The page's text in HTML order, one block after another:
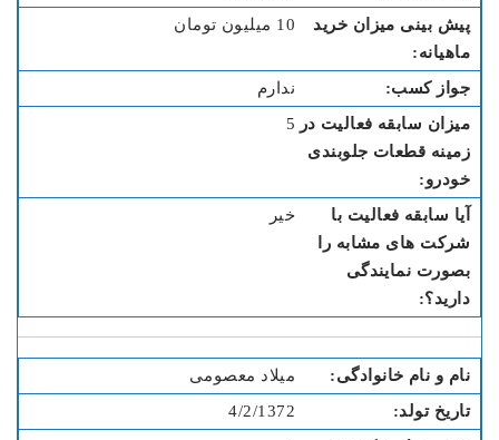
10 میلیون تومان
ندارم
5
خیر
میلاد معصومی
4/2/1372